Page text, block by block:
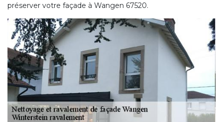
préserver votre façade à Wangen 67520.